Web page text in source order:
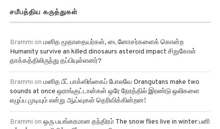
Humanity survive an killed dinosaurs asteroid impact சிறுகோள்
தாக்கத்திலிருந்து தப்பியுள்ளனர்?
Brammionமனித பீட் பாக்ஸிங்கைப் போலவே Orangutans make two
sounds at once ஒராங்குட்டான்கள் ஒரே நேரத்தில் இரண்டு ஒலிகளை
எழுப்ப முடியும் என்று ஆய்வுகள் தெரிவிக்கின்றன!
Brammionஒரு பயங்கரமான தந்திரம் The snow flies live in winter பனி
ஈக்கள் உறைபனியில் உயிர்வாழ உதவுகிறது.